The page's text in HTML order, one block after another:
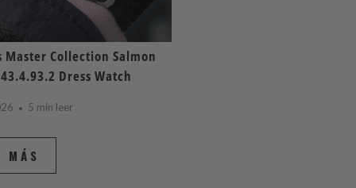
Master Collection Salmon
Dress Watch
5 min leer
MÁS